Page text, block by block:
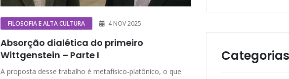
FILOSOFIA E ALTA CULTURA 4 NOV 2025
Absorção dialética do primeiro
Wittgenstein – Parte I
A proposta desse trabalho é metafísico-platônico, o que
Categorias